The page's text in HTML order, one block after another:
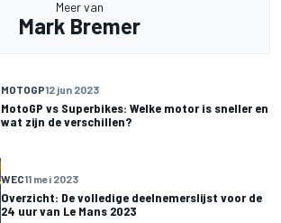
Meer van
Mark Bremer
MOTOGP12 jun 2023
MotoGP vs Superbikes: Welke motor is sneller en
wat zijn de verschillen?
WEC11 mei 2023
Overzicht: De volledige deelnemerslijst voor de
24 uur van Le Mans 2023